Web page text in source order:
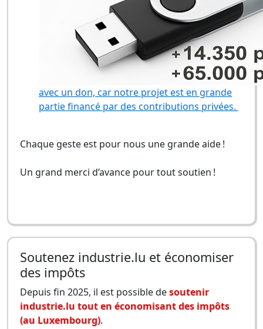
avec un don, car notre projet est en grande
partie financé par des contributions privées.
Chaque geste est pour nous une grande aide !
Un grand merci d’avance pour tout soutien !
Soutenez industrie.lu et économiser
des impôts
Depuis fin 2025, il est possible desoutenir
industrie.lu tout en économisant des impôts
(au Luxembourg).